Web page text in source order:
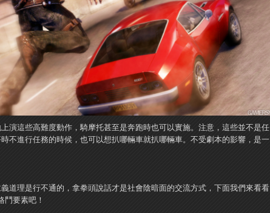
演這些高難度動作，騎摩托甚至是奔跑時也可以實施。注意，這些並不是任
不進行任務的時候，也可以想扒哪輛車就扒哪輛車。不受劇本的影響，是一
道理是行不通的，拿拳頭說話才是社會陰暗面的交流方式，下面我們來看看
鬥要素吧！